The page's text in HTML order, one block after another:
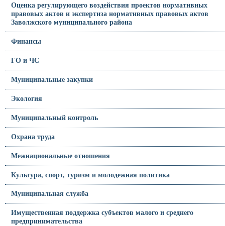
Оценка регулирующего воздействия проектов нормативных
правовых актов и экспертиза нормативных правовых актов
Заволжского муниципального района
Финансы
ГО и ЧС
Муниципальные закупки
Экология
Муниципальный контроль
Охрана труда
Межнациональные отношения
Культура, спорт, туризм и молодежная политика
Муниципальная служба
Имущественная поддержка субъектов малого и среднего
предпринимательства